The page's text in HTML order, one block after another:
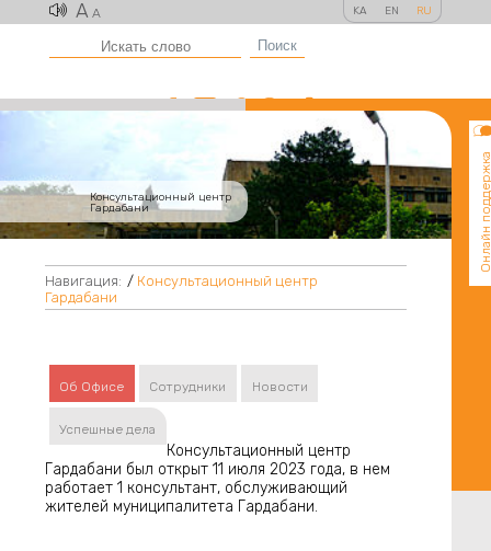
A A KA EN RU
Поиск
Консультационный центр
Гардабани
Онлайн
Навигация: / Консультационный центр
Гардабани
Об Офисе Сотрудники Новости
Успешные дела
Консультационный центр
Гардабани был открыт 11 июля 2023 года, в нем
работает 1 консультант, обслуживающий
жителей муниципалитета Гардабани.